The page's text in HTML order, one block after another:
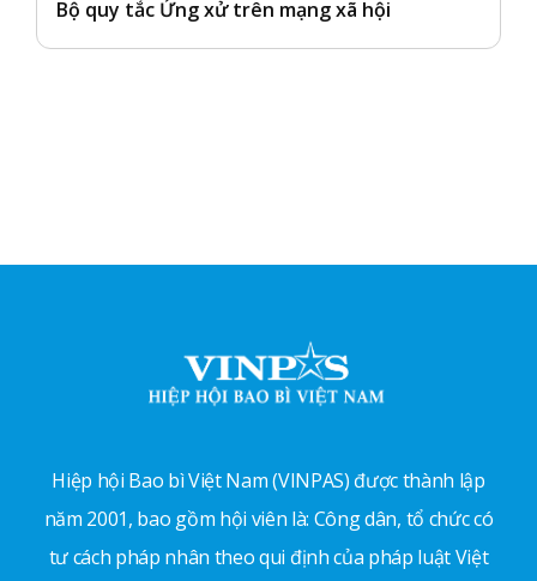
Bộ quy tắc Ứng xử trên mạng xã hội
Hiệp hội Bao bì Việt Nam (VINPAS) được thành lập
năm 2001, bao gồm hội viên là: Công dân, tổ chức có
tư cách pháp nhân theo qui định của pháp luật Việt